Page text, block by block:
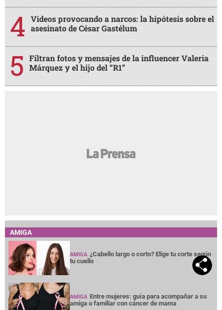
Videos provocando a narcos: la hipótesis sobre el
asesinato de César Gastélum
Filtran fotos y mensajes de la influencer Valeria
Márquez y el hijo del “R1”
AMIGA
AMIGA ¿Cabello largo o corto? Elige tu corte según
tu cuello
AMIGA Entre mujeres: guía para acompañar a su
amiga o familiar con cáncer de mama